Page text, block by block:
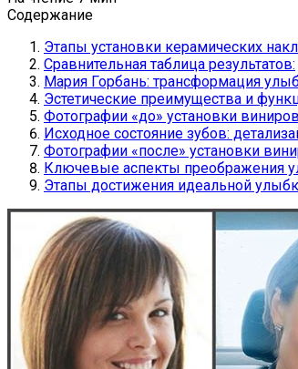
Содержание
Этапы установки керамических
Сравнительная таблица результатов:
Мария Горбань: трансформация
Эстетические преимущества и
Фотографии «до» установки
Исходное состояние зубов:
Фотографии «после» установки
Ключевые аспекты преображения
Этапы достижения идеальной